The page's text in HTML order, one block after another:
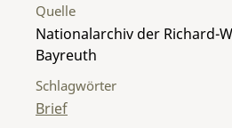
Quelle
Nationalarchiv der Richard-
Bayreuth
Schlagwörter
Brief